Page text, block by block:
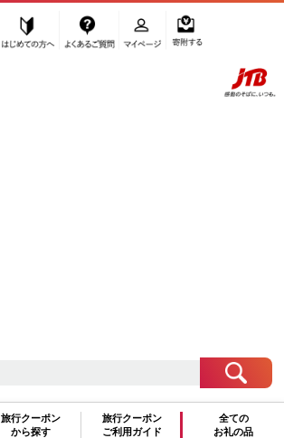
ふるぽ JTBのふるさと納税サイト
旅行クーポン
から探す
旅行クーポン
ご利用ガイド
全ての
お礼の品